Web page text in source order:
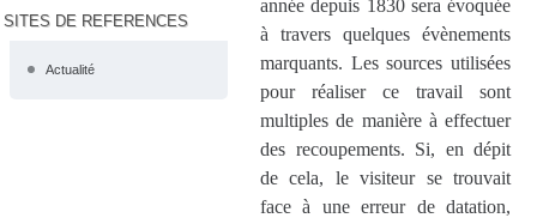
SITES DE REFERENCES
Actualité
année depuis 1830 sera évoquée
à travers quelques évènements
marquants. Les sources utilisées
pour réaliser ce travail sont
multiples de manière à effectuer
des recoupements. Si, en dépit
de cela, le visiteur se trouvait
face à une erreur de datation,